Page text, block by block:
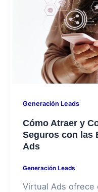
Generación Leads
Cómo Atraer y
Seguros con las
Ads
Generación Leads
Virtual Ads ofrece